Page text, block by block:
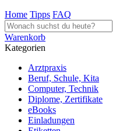
Home Tipps FAQ
Warenkorb
Kategorien
Arztpraxis
Beruf, Schule, Kita
Computer, Technik
Diplome, Zertifikate
eBooks
Einladungen